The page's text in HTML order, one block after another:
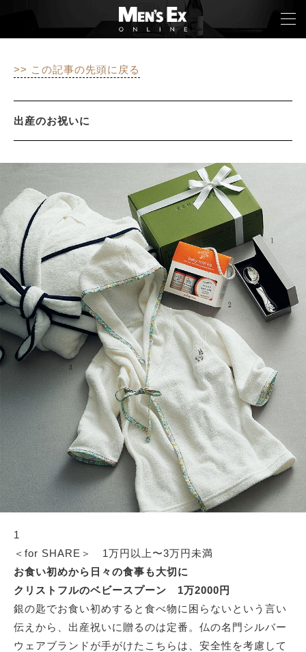
>> この記事の先頭に戻る
出産のお祝いに
1
＜for SHARE＞ 1万円以上〜3万円未満
お食い初めから日々の食事も大切に
クリストフルのベビースプーン 1万2000円
銀の匙でお食い初めすると食べ物に困らないという言い
伝えから、出産祝いに贈るのは定番。仏の名門シルバー
ウェアブランドが手がけたこちらは、安全性を考慮して
FASHION
CAR&BIKE
LIFESTYLE
COLUMN
MAGAZINE
ABOUT SITE
サイトマップ